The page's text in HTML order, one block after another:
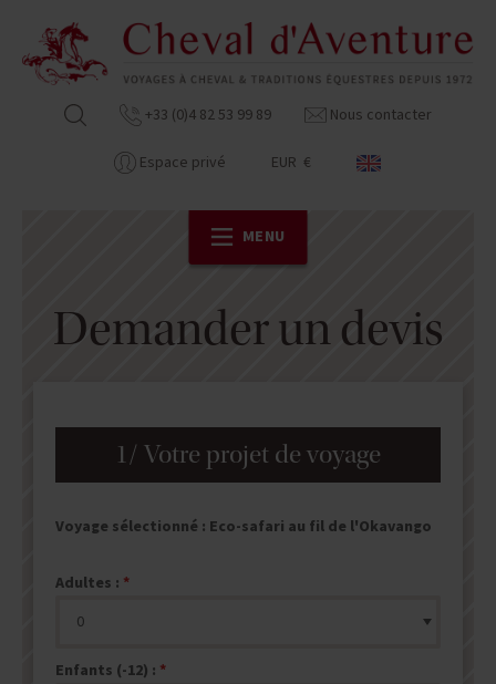
+33 (0)4 82 53 99 89 Nous contacter
Espace privé EUR €
MENU
Demander un devis
1/ Votre projet de voyage
Voyage sélectionné : Eco-safari au fil de l'Okavango
Adultes :
Enfants (-12) :